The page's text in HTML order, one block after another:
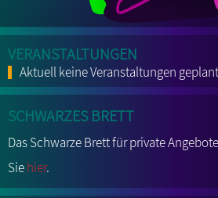
Veranstaltungen
Aktuell keine Veranstaltungen
Schwarzes Brett
Das Schwarze Brett für private
Siehier.